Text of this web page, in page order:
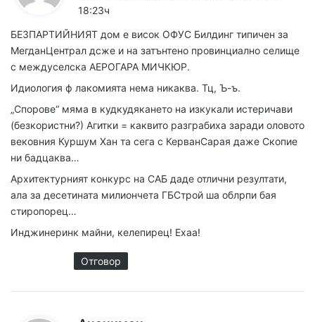
18:23ч
БЕЗПАРТИЙНИЯТ дом е висок ОФУС Билдинг типичен за
МегданЦентрал дсже и на затънтено провинциално селище
с междуселска АЕРОГАРА МИЧКЮР.
Идиология ф лакомията нема никаква. Тц, Ъ-ъ.
„Спорове“ мяма в кудкудякането на изкукали истеричави
(безкористни?) Агитки = каквито разграбиха заради оловото
вековния Куршум Хан та сега с КерванСарая даже Скопие
ни бадцаква…
Архитектурният конкурс на САБ даде отлични резултати,
ала за десетината милиончета ГБСтрой ша облрпи бая
стиропорец…
Инджинеринк майни, келепирец! Ехаа!
Отговор